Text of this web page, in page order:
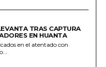
TRAS CAPTURA
EN HUANTA
en el atentado con